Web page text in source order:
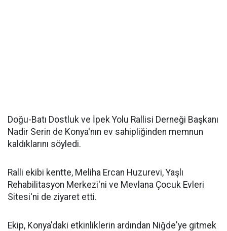
Doğu-Batı Dostluk ve İpek Yolu Rallisi Derneği Başkanı
Nadir Serin de Konya'nın ev sahipliğinden memnun
kaldıklarını söyledi.
Ralli ekibi kentte, Meliha Ercan Huzurevi, Yaşlı
Rehabilitasyon Merkezi'ni ve Mevlana Çocuk Evleri
Sitesi'ni de ziyaret etti.
Ekip, Konya'daki etkinliklerin ardından Niğde'ye gitmek